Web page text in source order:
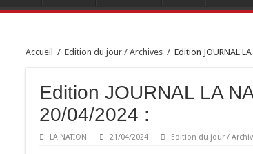
Accueil / Edition du jour / Archives / Edition JOURNAL
Edition JOURNAL LA
20/04/2024 :
LA NATION 21/04/2024 Edition du jour /